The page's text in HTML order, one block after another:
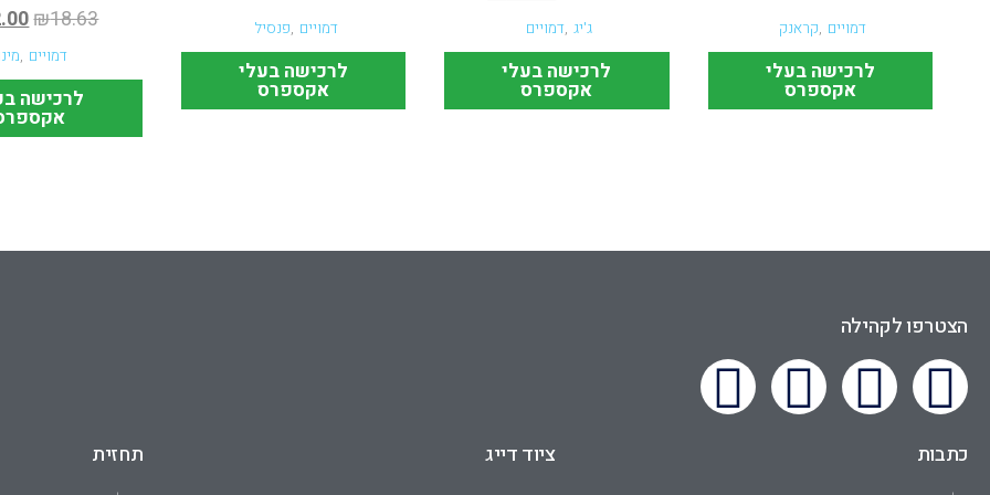
דמויים ,קראנק
לרכישה בעלי
אקספרס
ג'יג ,דמויים
לרכישה בעלי
אקספרס
דמויים ,פנסיל
לרכישה בעלי
אקספרס
₪18.63
דמויים ,
לרכישה
הצטרפו לקהילה
כתבות ציוד דייג תחזית